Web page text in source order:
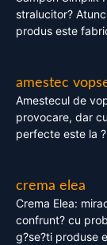
stralucitor?
produs este
amestec
Amestecul de
provocare, dar
perfecte este la
crema elea
Crema Elea:
confrunt? cu
g?se?ti produse